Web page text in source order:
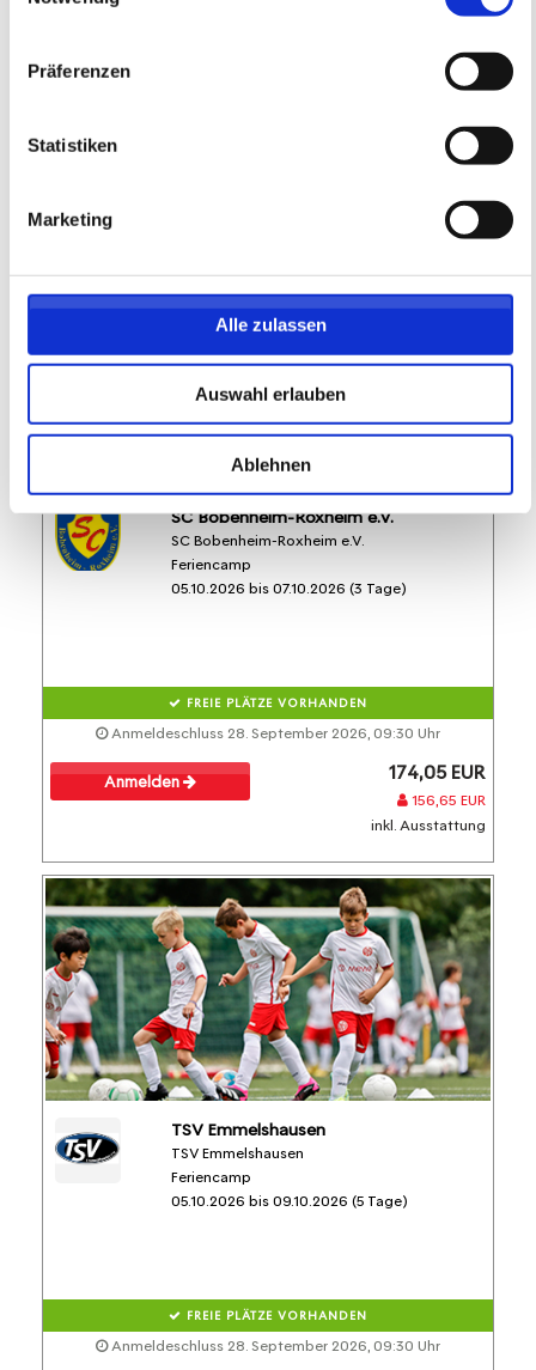
Präferenzen
Statistiken
Marketing
Alle zulassen
Auswahl erlauben
Ablehnen
219,05 EUR
inkl. Ausstattung
SC Bobenheim-Roxheim e.V.
SC Bobenheim-Roxheim e.V.
Feriencamp
05.10.2026 bis 07.10.2026 (3 Tage)
FREIE PLÄTZE VORHANDEN
Anmeldeschluss 28. September 2026, 09:30 Uhr
Anmelden 174,05 EUR
156,65 EUR
inkl. Ausstattung
TSV Emmelshausen
TSV Emmelshausen
Feriencamp
05.10.2026 bis 09.10.2026 (5 Tage)
FREIE PLÄTZE VORHANDEN
Anmeldeschluss 28. September 2026, 09:30 Uhr